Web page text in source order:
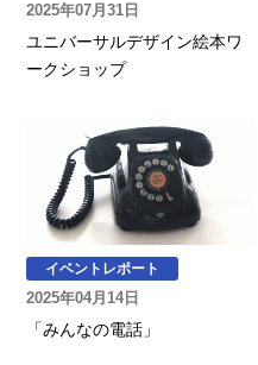
2025年07月31日
ユニバーサルデザイン絵本ワ
ークショップ
イベントレポート
2025年04月14日
「みんなの電話」